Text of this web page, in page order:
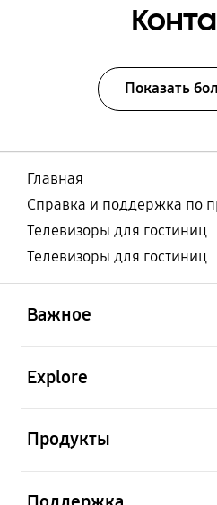
Показать
Главная
Справка и поддержка по
Телевизоры для гостиниц
Телевизоры для гостиниц
Важное
Explore
Продукты